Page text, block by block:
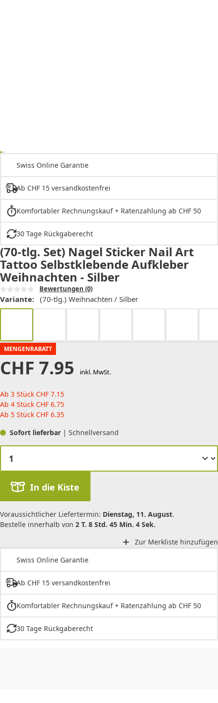
Swiss Online Garantie
Ab CHF 15 versandkostenfrei
Komfortabler Rechnungskauf + Ratenzahlung ab CHF 50
30 Tage Rückgaberecht
(70-tlg. Set) Nagel Sticker Nail Art
Tattoo Selbstklebende Aufkleber
Weihnachten - Silber
Bewertungen (0)
Variante: (70-tlg.) Weihnachten / Silber
MENGENRABATT
CHF 7.95 inkl. MwSt.
Ab 3 Stück CHF 7.15
Ab 4 Stück CHF 6.75
Ab 5 Stück CHF 6.35
Sofort lieferbar | Schnellversand
In die Kiste
Voraussichtlicher Liefertermin: Dienstag, 11. August.
Bestelle innerhalb von 2 T. 8 Std. 45 Min. 4 Sek.
Zur Merkliste hinzufügen
Swiss Online Garantie
Ab CHF 15 versandkostenfrei
Komfortabler Rechnungskauf + Ratenzahlung ab CHF 50
30 Tage Rückgaberecht